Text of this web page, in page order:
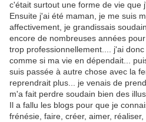
c'était surtout une forme de vie que
Ensuite j'ai été maman, je me suis
affectivement, je grandissais
encore de nombreuses années
trop professionnellement.... j'ai
comme si ma vie en dépendait...
suis passée à autre chose avec la
reprendrait plus... je venais de
m'a fait perdre soudain bien des
Il a fallu les blogs pour que je
frénésie, faire, créer, aimer, réaliser,